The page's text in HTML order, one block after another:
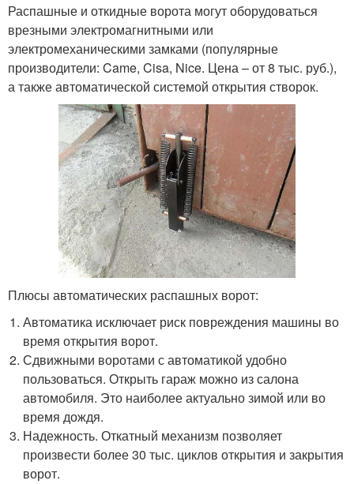
Распашные и откидные ворота могут оборудоваться
врезными электромагнитными или
электромеханическими замками (популярные
производители: Came, Cisa, Nice. Цена – от 8 тыс. руб.),
а также автоматической системой открытия створок.
Плюсы автоматических распашных ворот:
Автоматика исключает риск повреждения машины во
время открытия ворот.
Сдвижными воротами с автоматикой удобно
пользоваться. Открыть гараж можно из салона
автомобиля. Это наиболее актуально зимой или во
время дождя.
Надежность. Откатный механизм позволяет
произвести более 30 тыс. циклов открытия и закрытия
ворот.